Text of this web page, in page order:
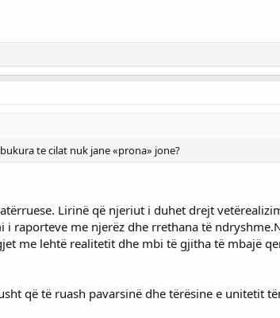
te cilat nuk jane «prona» jone?
Lirinë që njeriut i duhet drejt
raporteve me njerëz dhe rrethana të
me lehtë realitetit dhe mbi të gjitha të mbajë
që të ruash pavarsinë dhe tërësine e unitetit